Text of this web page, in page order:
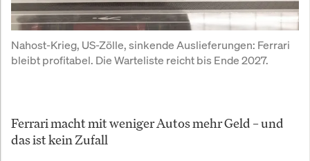
Nahost-Krieg, US-Zölle, sinkende Auslieferungen: Ferrari
bleibt profitabel. Die Warteliste reicht bis Ende 2027.
Ferrari macht mit weniger Autos mehr Geld – und
das ist kein Zufall